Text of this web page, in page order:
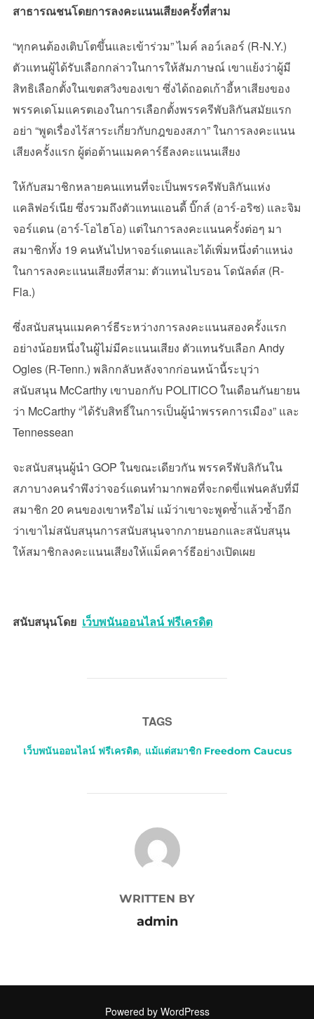
สาธารณชนโดยการลงคะแนนเสียงครั้งที่สาม
“ทุกคนต้องเติบโตขึ้นและเข้าร่วม” ไมค์ ลอว์เลอร์ (R-N.Y.)
ตัวแทนผู้ได้รับเลือกกล่าวในการให้สัมภาษณ์ เขาแย้งว่าผู้มี
สิทธิเลือกตั้งในเขตสวิงของเขา ซึ่งได้ถอดเก้าอี้หาเสียงของ
พรรคเดโมแครตเองในการเลือกตั้งพรรครีพับลิกันสมัยแรก
อย่า “พูดเรื่องไร้สาระเกี่ยวกับกฎของสภา” ในการลงคะแนน
เสียงครั้งแรก ผู้ต่อต้านแมคคาร์ธีลงคะแนนเสียง
ให้กับสมาชิกหลายคนแทนที่จะเป็นพรรครีพับลิกันแห่ง
แคลิฟอร์เนีย ซึ่งรวมถึงตัวแทนแอนดี้ บิ๊กส์ (อาร์-อริซ) และจิม
จอร์แดน (อาร์-โอไฮโอ) แต่ในการลงคะแนนครั้งต่อๆ มา
สมาชิกทั้ง 19 คนหันไปหาจอร์แดนและได้เพิ่มหนึ่งตำแหน่ง
ในการลงคะแนนเสียงที่สาม: ตัวแทนไบรอน โดนัลด์ส (R-
Fla.)
ซึ่งสนับสนุนแมคคาร์ธีระหว่างการลงคะแนนสองครั้งแรก
อย่างน้อยหนึ่งในผู้ไม่มีคะแนนเสียง ตัวแทนรับเลือก Andy
Ogles (R-Tenn.) พลิกกลับหลังจากก่อนหน้านี้ระบุว่า
สนับสนุน McCarthy เขาบอกกับ POLITICO ในเดือนกันยายน
ว่า McCarthy “ได้รับสิทธิ์ในการเป็นผู้นำพรรคการเมือง” และ
Tennessean
จะสนับสนุนผู้นำ GOP ในขณะเดียวกัน พรรครีพับลิกันใน
สภาบางคนรำพึงว่าจอร์แดนทำมากพอที่จะกดขี่แฟนคลับที่มี
สมาชิก 20 คนของเขาหรือไม่ แม้ว่าเขาจะพูดซ้ำแล้วซ้ำอีก
ว่าเขาไม่สนับสนุนการสนับสนุนจากภายนอกและสนับสนุน
ให้สมาชิกลงคะแนนเสียงให้แม็คคาร์ธีอย่างเปิดเผย
สนับสนุนโดย เว็บพนันออนไลน์ ฟรีเครดิต
TAGS
เว็บพนันออนไลน์ ฟรีเครดิต, แม้แต่สมาชิก Freedom Caucus
POST AUTHOR
WRITTEN BY
admin
Powered by WordPress